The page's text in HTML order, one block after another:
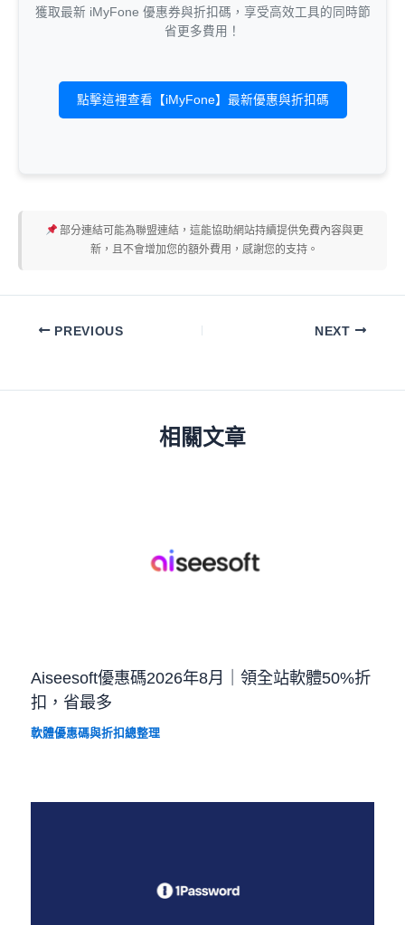
獲取最新 iMyFone 優惠券與折扣碼，享受高效工具的同時節
省更多費用！
點擊這裡查看【iMyFone】最新優惠與折扣碼
部分連結可能為聯盟連結，這能協助網站持續提供免費內容與更
新，且不會增加您的額外費用，感謝您的支持。
PREVIOUS NEXT
相關文章
Aiseesoft優惠碼2026年8月｜領全站軟體50%折
扣，省最多
軟體優惠碼與折扣總整理